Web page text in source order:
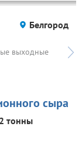
Белгород
выходные
сыра
тонны